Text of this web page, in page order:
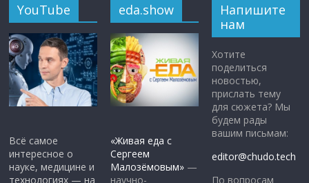
YouTube
Всё самое
интересное о
науке, медицине и
технологиях — на
eda.show
«Живая еда с
Сергеем
Малозёмовым» —
научно-
Напишите
нам
Хотите
поделиться
новостью,
прислать тему
для сюжета? Мы
будем рады
вашим письмам:
editor@chudo.tech
По вопросам